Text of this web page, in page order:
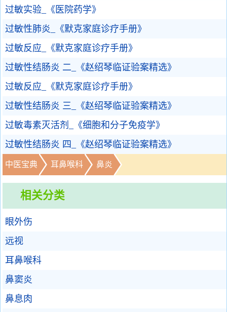
过敏实验_《医院药学》
过敏性肺炎_《默克家庭诊疗手册》
过敏反应_《默克家庭诊疗手册》
过敏性结肠炎 二_《赵绍琴临证验案精选》
过敏反应_《默克家庭诊疗手册》
过敏性结肠炎 三_《赵绍琴临证验案精选》
过敏毒素灭活剂_《细胞和分子免疫学》
过敏性结肠炎 四_《赵绍琴临证验案精选》
中医宝典 耳鼻喉科 鼻炎
相关分类
眼外伤
远视
耳鼻喉科
鼻窦炎
鼻息肉